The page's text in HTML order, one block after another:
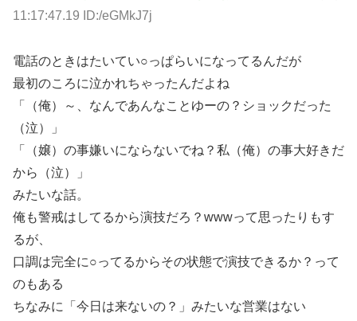
11:17:47.19 ID:/eGMkJ7j
電話のときはたいてい○っぱらいになってるんだが
最初のころに泣かれちゃったんだよね
「（俺）～、なんであんなことゆーの？ショックだった
（泣）」
「（嬢）の事嫌いにならないでね？私（俺）の事大好きだ
から（泣）」
みたいな話。
俺も警戒はしてるから演技だろ？wwwって思ったりもす
るが、
口調は完全に○ってるからその状態で演技できるか？って
のもある
ちなみに「今日は来ないの？」みたいな営業はない